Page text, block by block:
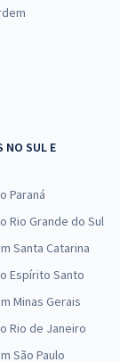
para o
NO SUL E
Paraná
Rio Grande do Sul
Santa Catarina
Espírito Santo
Minas Gerais
Rio de Janeiro
São Paulo